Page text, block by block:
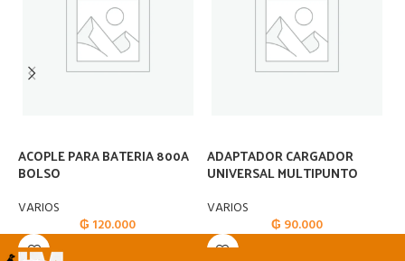
ACOPLE PARA BATERIA 800A
BOLSO
VARIOS
₲ 120.000
ADAPTADOR CARGADOR
UNIVERSAL MULTIPUNTO
VARIOS
₲ 90.000